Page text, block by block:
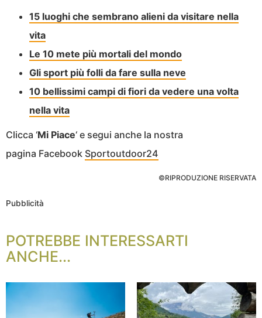
15 luoghi che sembrano alieni da visitare nella
vita
Le 10 mete più mortali del mondo
Gli sport più folli da fare sulla neve
10 bellissimi campi di fiori da vedere una volta
nella vita
Clicca ‘Mi Piace‘ e segui anche la nostra
pagina Facebook Sportoutdoor24
©RIPRODUZIONE RISERVATA
Pubblicità
POTREBBE INTERESSARTI
ANCHE...